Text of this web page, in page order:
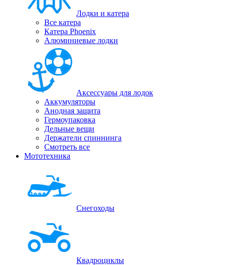
Лодки и катера
Все катера
Катера Phoenix
Алюминиевые лодки
Аксессуары для лодок
Аккумуляторы
Анодная защита
Гермоупаковка
Дельные вещи
Держатели спиннинга
Смотреть все
Мототехника
Снегоходы
Квадроциклы